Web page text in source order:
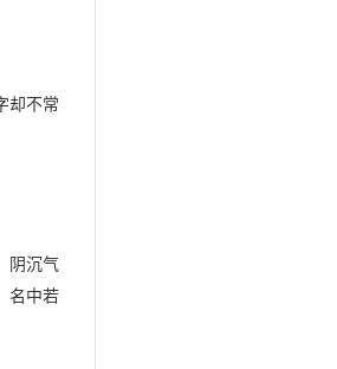
却不常
阴沉气
名中若